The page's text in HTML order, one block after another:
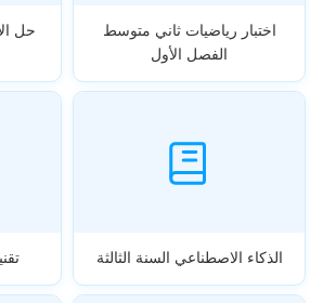
اختبار رياضيات ثاني متوسط
الفصل الأول
حل
الذكاء الاصطناعي السنة الثالثة